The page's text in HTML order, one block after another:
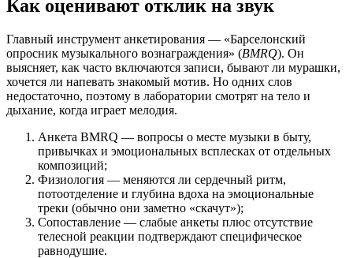
Как оценивают отклик на звук
Главный инструмент анкетирования — «Барселонский
опросник музыкального вознаграждения» (BMRQ). Он
выясняет, как часто включаются записи, бывают ли мурашки,
хочется ли напевать знакомый мотив. Но одних слов
недостаточно, поэтому в лаборатории смотрят на тело и
дыхание, когда играет мелодия.
Анкета BMRQ — вопросы о месте музыки в быту,
привычках и эмоциональных всплесках от отдельных
композиций;
Физиология — меняются ли сердечный ритм,
потоотделение и глубина вдоха на эмоциональные
треки (обычно они заметно «скачут»);
Сопоставление — слабые анкеты плюс отсутствие
телесной реакции подтверждают специфическое
равнодушие.